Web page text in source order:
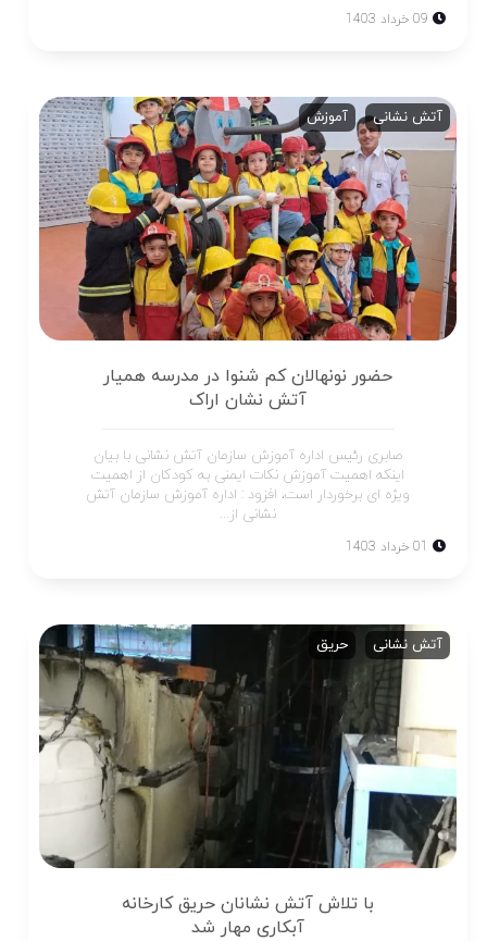
09 خرداد 1403
آتش نشانی آموزش
حضور نونهالان کم شنوا در مدرسه همیار
آتش نشان اراک
صابری رئیس اداره آموزش سازمان آتش نشانی با بیان
اینکه اهمیت آموزش نکات ایمنی به کودکان از اهمیت
ویژه ای برخوردار است، افزود : اداره آموزش سازمان آتش
نشانی از...
01 خرداد 1403
آتش نشانی حریق
با تلاش آتش نشانان حریق کارخانه
آبکاری مهار شد